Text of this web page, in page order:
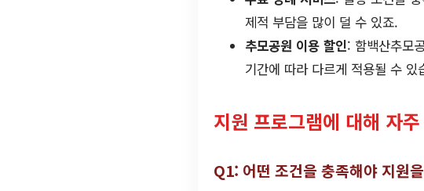
제적 부담을 많이 덜 수 있죠.
추모공원 이용 할인: 함백산추모
기간에 따라 다르게 적용될 수 있
지원 프로그램에 대해 자
Q1: 어떤 조건을 충족해야 지원